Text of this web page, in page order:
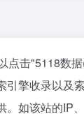
点击"5118数据
擎收录以
如该站的IP